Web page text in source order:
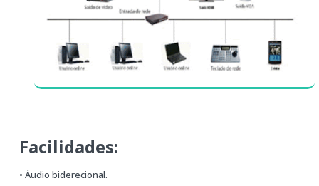
Facilidades:
• Áudio biderecional.